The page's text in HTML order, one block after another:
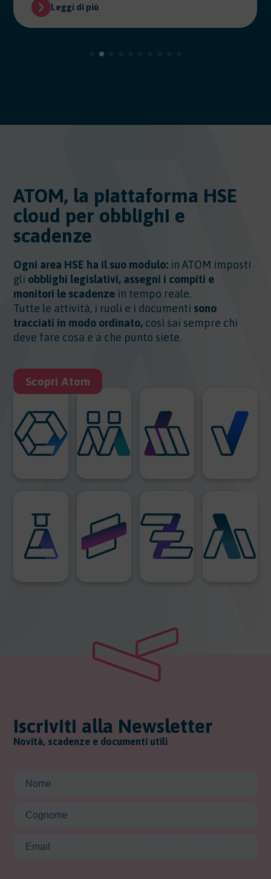
Leggi di più
ATOM, la piattaforma HSE
cloud per obblighi e
scadenze
Ogni area HSE ha il suo modulo: in ATOM imposti
gli obblighi legislativi, assegni i compiti e
monitori le scadenze in tempo reale.
Tutte le attività, i ruoli e i documenti sono
tracciati in modo ordinato, così sai sempre chi
deve fare cosa e a che punto siete.
Scopri Atom
Iscriviti alla Newsletter
Novità, scadenze e documenti utili